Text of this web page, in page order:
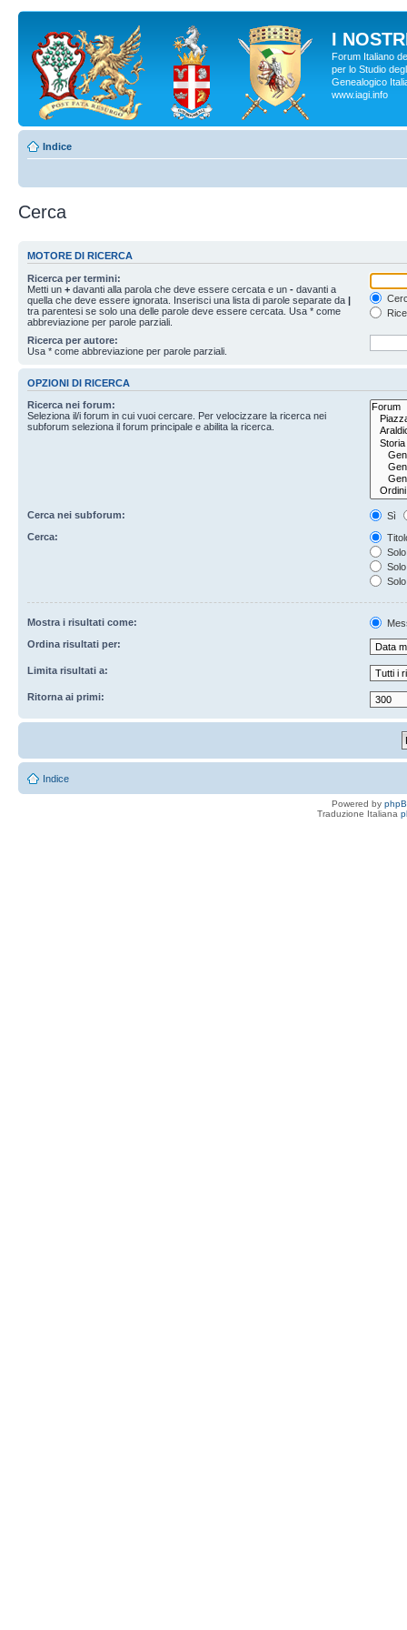
I
Forum Italiano
per lo Studio
Genealogico
www.iagi.info
Indice
Cerca
MOTORE DI RICERCA
Ricerca per termini:
Metti un + davanti alla parola che deve essere cercata e un - davanti a
quella che deve essere ignorata. Inserisci una lista di parole separate da |
tra parentesi se solo una delle parole deve essere cercata. Usa * come
abbreviazione per parole parziali.
Ricerca per autore:
Usa * come abbreviazione per parole parziali.
OPZIONI DI RICERCA
Ricerca nei forum:
Seleziona il/i forum in cui vuoi cercare. Per velocizzare la ricerca nei
subforum seleziona il forum principale e abilita la ricerca.
Cerca nei subforum:
Sì
Cerca:
Mostra i risultati come:
Ordina risultati per:
Limita risultati a:
Ritorna ai primi:
Indice
Powered by
Traduzione Italiana